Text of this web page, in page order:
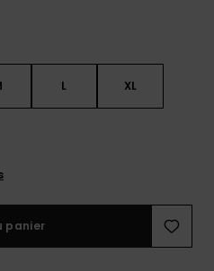
L XL
panier